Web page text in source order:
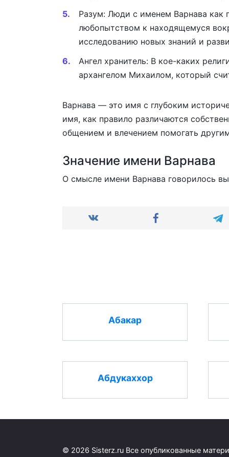
Разум: Люди с именем Варнава как
любопытством к находящемуся
исследованию новых знаний и
Ангел хранитель: В кое-каких
архангелом Михаилом, который
Варнава — это имя с глубоким
имя, как правило различаются
общением и влечением помогать
Значение имени Варнава
О смысле имени Варнава говорилось
Абакар
Абдукаххор
© 2026 Sisterz.ru Все опубликованные